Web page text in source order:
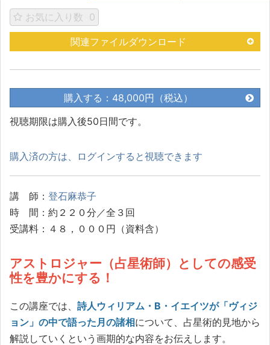
お気に入り数 0
関連ファイルダウンロード
購入する：48,000円（税込）
視聴期限は購入後50日間です。
購入済の方は、ログインすると視聴できます
講 師： 登石麻恭子
時 間：約２２０分／全３回
受講料：４８，０００円（資料含）
アストロジャー（占星術師）としての感受
性を豊かにする！
この講座では、 詩人ウィリアム・B・イエイツが「ヴィジ
ョン」の中で語った月の諸相について、占星術的見地から
解説していくという画期的な内容をお伝えします。